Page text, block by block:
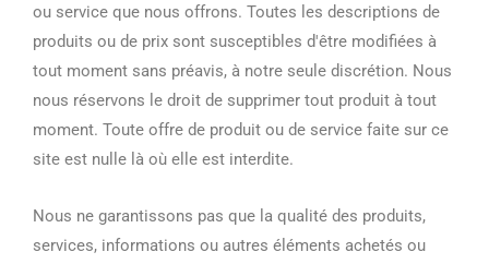
ou service que nous offrons. Toutes les descriptions de
produits ou de prix sont susceptibles d'être modifiées à
tout moment sans préavis, à notre seule discrétion. Nous
nous réservons le droit de supprimer tout produit à tout
moment. Toute offre de produit ou de service faite sur ce
site est nulle là où elle est interdite.
Nous ne garantissons pas que la qualité des produits,
services, informations ou autres éléments achetés ou